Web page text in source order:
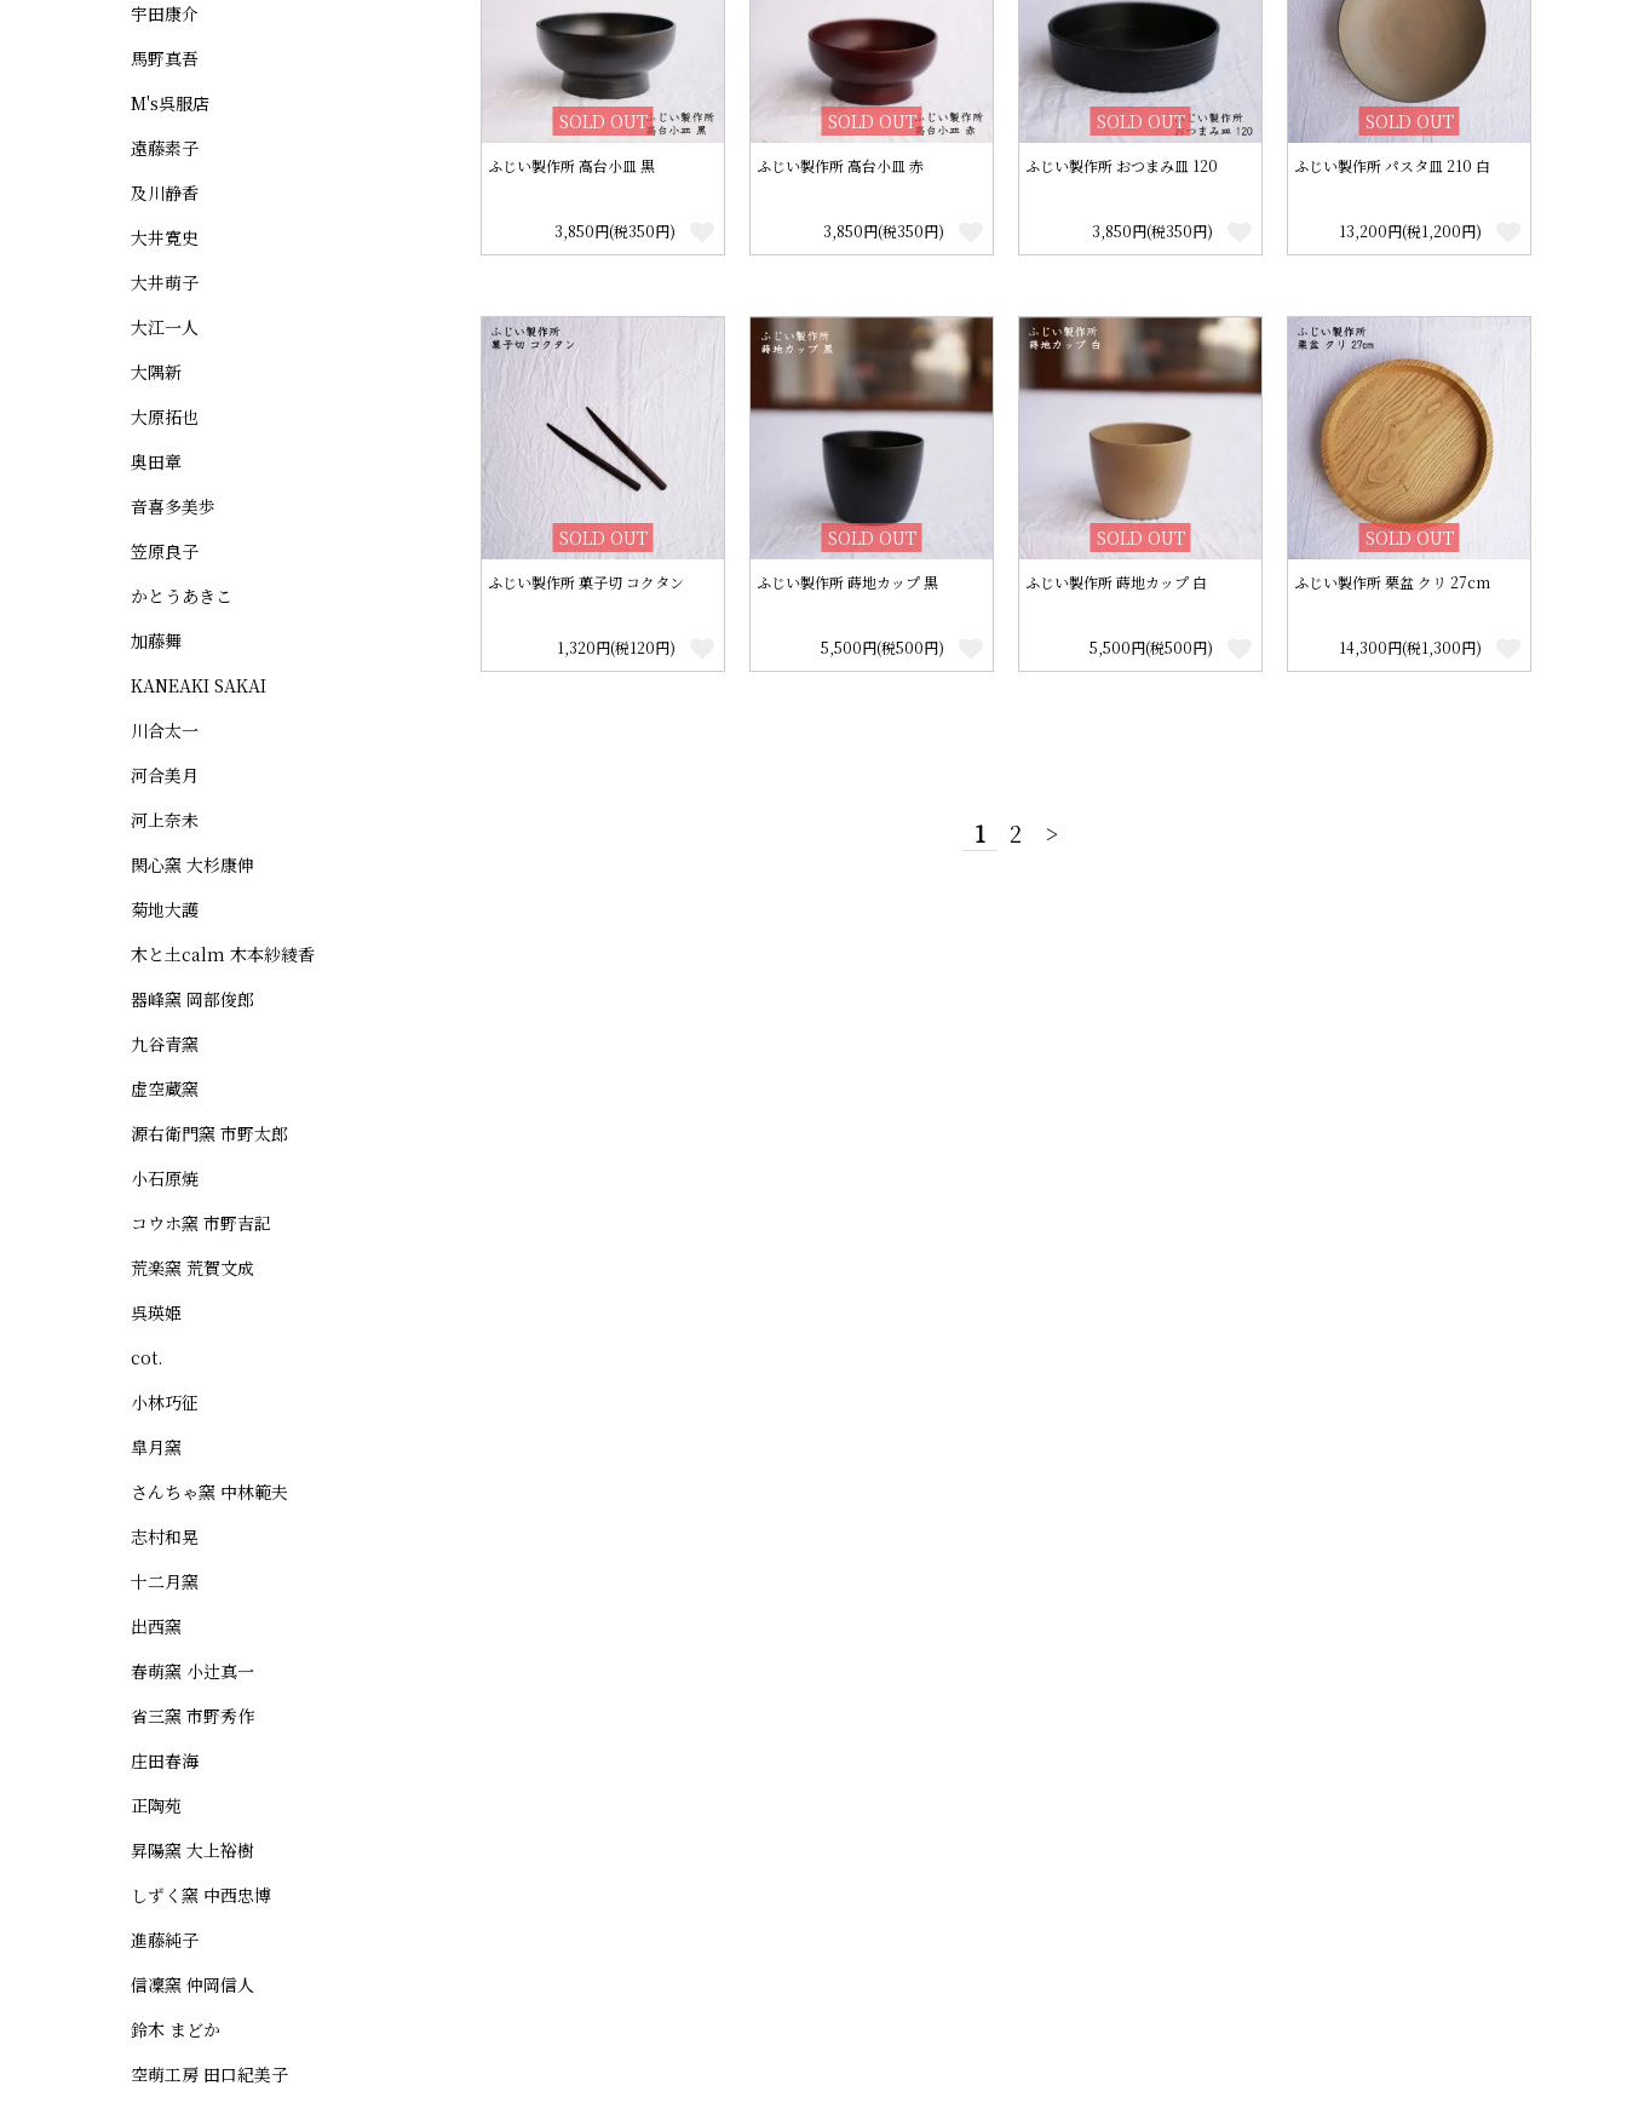
SOLD OUT
ふじい製作所 高台小皿 黒
3,850円(税350円)
SOLD OUT
ふじい製作所 高台小皿 赤
3,850円(税350円)
SOLD OUT
ふじい製作所 おつまみ皿 120
3,850円(税350円)
SOLD OUT
ふじい製作所 パスタ皿 210 白
13,200円(税1,200円)
SOLD OUT
ふじい製作所 菓子切 コクタン
1,320円(税120円)
SOLD OUT
ふじい製作所 蒔地カップ 黒
5,500円(税500円)
SOLD OUT
ふじい製作所 蒔地カップ 白
5,500円(税500円)
SOLD OUT
ふじい製作所 栗盆 クリ 27cm
14,300円(税1,300円)
1 2 >
宇田康介
馬野真吾
M's呉服店
遠藤素子
及川静香
大井寛史
大井萌子
大江一人
大隅新
大原拓也
奥田章
音喜多美歩
笠原良子
かとうあきこ
加藤舞
KANEAKI SAKAI
川合太一
河合美月
河上奈未
閑心窯 大杉康伸
菊地大護
木と土calm 木本紗綾香
器峰窯 岡部俊郎
九谷青窯
虚空蔵窯
源右衛門窯 市野太郎
小石原焼
コウホ窯 市野吉記
荒楽窯 荒賀文成
呉瑛姫
cot.
小林巧征
皐月窯
さんちゃ窯 中林範夫
志村和晃
十二月窯
出西窯
春萌窯 小辻真一
省三窯 市野秀作
庄田春海
正陶苑
昇陽窯 大上裕樹
しずく窯 中西忠博
進藤純子
信凜窯 仲岡信人
鈴木 まどか
空萌工房 田口紀美子